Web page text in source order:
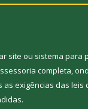
site ou sistema para
completa,
as exigências das leis